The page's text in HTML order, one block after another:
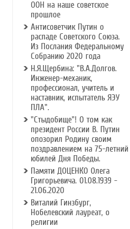
ООН на наше советское
прошлое
Антисоветчик Путин о
распаде Советского Союза.
Из Послания Федеральному
Собранию 2020 года
Н.Я.Щербина: "В.А.Долгов.
Инженер-механик,
профессионал, учитель и
наставник, испытатель ЯЭУ
ПЛА".
"Стыдобище"! О том как
президент России В. Путин
опозорил Родину своим
поздравлением на 75-летний
юбилей Дня Победы.
Памяти ДОЦЕНКО Олега
Григорьевича. 01.08.1939 -
21.06.2020
Виталий Гинзбург,
Нобелевский лауреат, о
религии